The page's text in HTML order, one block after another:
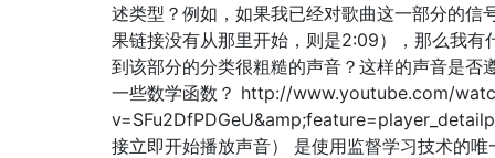
述类型？例如，如果我已经对歌曲这一部分的信
果链接没有从那里开始，则是2:09），那么我有
到该部分的分类很粗糙的声音？这样的声音是否
一些数学函数？ http://www.youtube.com/
接立即开始播放声音） 是使用监督学习技术的